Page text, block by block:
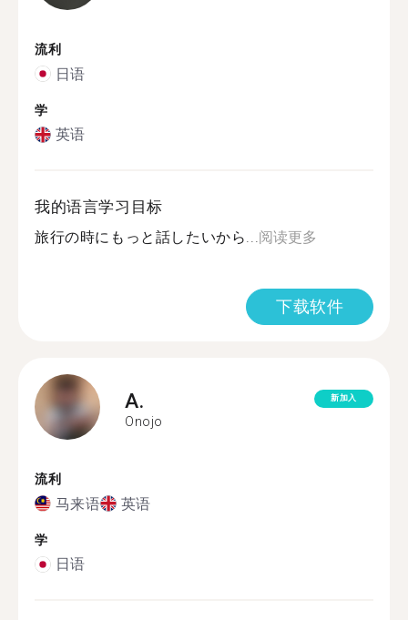
流利
日语
学
英语
我的语言学习目标
旅行の時にもっと話したいから...阅读更多
下载软件
A.
Onojo
新加入
流利
马来语 英语
学
日语